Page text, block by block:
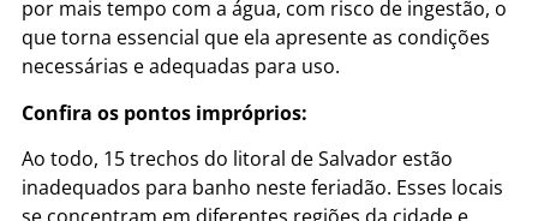
por mais tempo com a água, com risco de ingestão, o
que torna essencial que ela apresente as condições
necessárias e adequadas para uso.
Confira os pontos impróprios:
Ao todo, 15 trechos do litoral de Salvador estão
inadequados para banho neste feriadão. Esses locais